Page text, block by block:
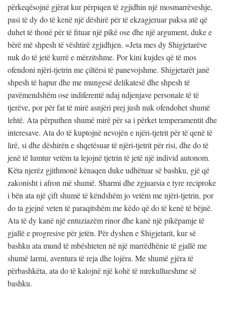
përkeqësojnë gjërat kur përpiqen të zgjidhin një mosmarrëveshje,
pasi të dy do të kenë një dëshirë për të ekzagjeruar paksa atë që
duhet të thonë për të fituar një pikë ose dhe një argument, duke e
bërë më shpesh të vështirë zgjidhjen. =Jeta mes dy Shigjetarëve
nuk do të jetë kurrë e mërzitshme. Por kini kujdes që të mos
ofendoni njëri-tjetrin me çiltërsi të panevojshme. Shigjetarët janë
shpesh të hapur dhe me mungesë delikatesë dhe shpesh të
pavëmendshëm ose indiferentë ndaj ndjenjave personale të të
tjerëve, por për fat të mirë asnjëri prej jush nuk ofendohet shumë
lehtë. Ata përputhen shumë mirë për sa i përket temperamentit dhe
interesave. Ata do të kuptojnë nevojën e njëri-tjetrit për të qenë të
lirë, si dhe dëshirën e shqetësuar të njëri-tjetrit për risi, dhe do të
jenë të lumtur vetëm ta lejojnë tjetrin të jetë një individ autonom.
Këta njerëz gjithmonë kënaqen duke udhëtuar së bashku, gjë që
zakonisht i afron më shumë. Sharmi dhe zgjuarsia e tyre reciproke
i bën ata një çift shumë të këndshëm jo vetëm me njëri-tjetrin, por
do ta gjejnë veten të paraqitshëm me këdo që do të kenë të bëjnë.
Ata të dy kanë një entuziazëm rinor dhe kanë një pikëpamje të
gjallë e progresive për jetën. Për dyshen e Shigjetarit, kur së
bashku ata mund të mbështeten në një marrëdhënie të gjallë me
shumë larmi, aventura të reja dhe lojëra. Me shumë gjëra të
përbashkëta, ata do të kalojnë një kohë të mrekullueshme së
bashku.